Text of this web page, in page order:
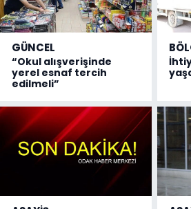
GÜNCEL
“Okul alışverişinde
yerel esnaf tercih
edilmeli”